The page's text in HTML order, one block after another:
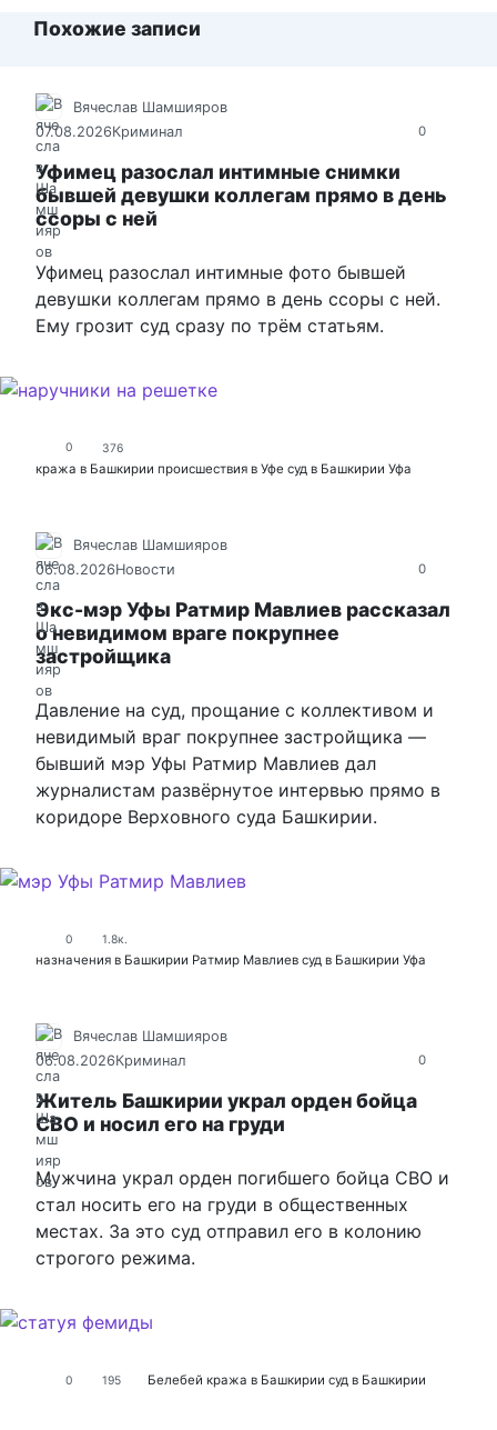
Похожие записи
0
Вячеслав Шамшияров
07.08.2026Криминал
Уфимец разослал интимные снимки
бывшей девушки коллегам прямо в день
ссоры с ней
Уфимец разослал интимные фото бывшей
девушки коллегам прямо в день ссоры с ней.
Ему грозит суд сразу по трём статьям.
0 376
кража в Башкирии происшествия в Уфе суд в Башкирии Уфа
0
Вячеслав Шамшияров
06.08.2026Новости
Экс-мэр Уфы Ратмир Мавлиев рассказал
о невидимом враге покрупнее
застройщика
Давление на суд, прощание с коллективом и
невидимый враг покрупнее застройщика —
бывший мэр Уфы Ратмир Мавлиев дал
журналистам развёрнутое интервью прямо в
коридоре Верховного суда Башкирии.
0 1.8к.
назначения в Башкирии Ратмир Мавлиев суд в Башкирии Уфа
0
Вячеслав Шамшияров
06.08.2026Криминал
Житель Башкирии украл орден бойца
СВО и носил его на груди
Мужчина украл орден погибшего бойца СВО и
стал носить его на груди в общественных
местах. За это суд отправил его в колонию
строгого режима.
0 195 Белебей кража в Башкирии суд в Башкирии